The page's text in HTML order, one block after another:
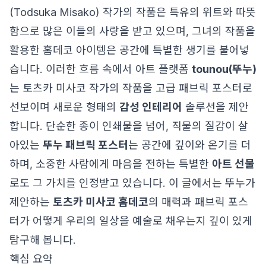
(Todsuka Misako) 작가의 작품은 특유의 위트와 따뜻
함으로 많은 이들의 사랑을 받고 있으며, 그녀의 작품을
활용한 홈데코 아이템은 공간에 특별한 생기를 불어넣
습니다. 이러한 흐름 속에서 아트 플랫폼 tounou(뚜누)
는 토츠카 미사코 작가의 작품을 고급 패브릭 포스터로
선보이며 새로운 형태의 감성 인테리어 솔루션을 제안
합니다. 단순한 종이 인쇄물을 넘어, 직물의 질감이 살
아있는 뚜누 패브릭 포스터 는 공간에 깊이와 온기를 더
하며, 소중한 사람에게 마음을 전하는 특별한 아트 선물
로도 그 가치를 인정받고 있습니다. 이 글에서는 뚜누가
제안하는 토츠카 미사코 홈데코의 매력과 패브릭 포스
터가 어떻게 우리의 일상을 예술로 채우는지 깊이 있게
탐구해 봅니다.
핵심 요약